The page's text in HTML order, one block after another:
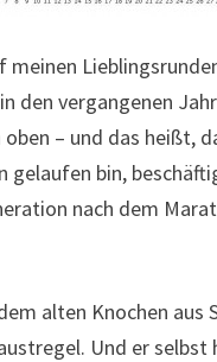
meinen
den vergangenen
– und das heißt,
gelaufen bin,
nach dem
alten Knochen aus
Und er